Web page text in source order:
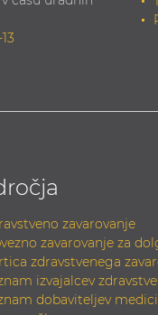
zavarovanje
zavarovanje za
zdravstvenega
izvajalcev
dobaviteljev